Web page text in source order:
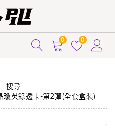
0 0
搜尋
英錄透卡-第2彈(全套盒裝)